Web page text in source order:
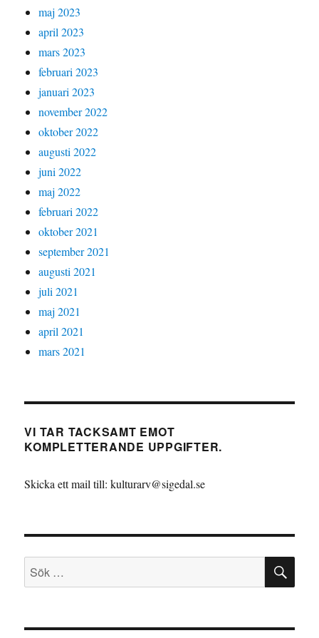
maj 2023
april 2023
mars 2023
februari 2023
januari 2023
november 2022
oktober 2022
augusti 2022
juni 2022
maj 2022
februari 2022
oktober 2021
september 2021
augusti 2021
juli 2021
maj 2021
april 2021
mars 2021
VI TAR TACKSAMT EMOT
KOMPLETTERANDE UPPGIFTER.
Skicka ett mail till: kulturarv@sigedal.se
Sök
efter:
SÖK